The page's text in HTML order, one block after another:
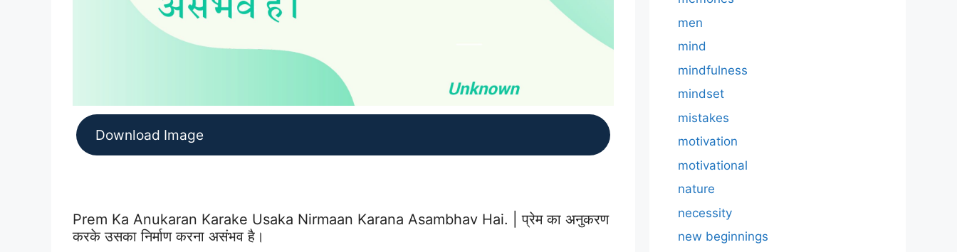
Download Image
Prem Ka Anukaran Karake Usaka Nirmaan Karana Asambhav Hai. | प्रेम का अनुकरण
करके उसका निर्माण करना असंभव है।
men
mind
mindfulness
mindset
mistakes
motivation
motivational
nature
necessity
new beginnings